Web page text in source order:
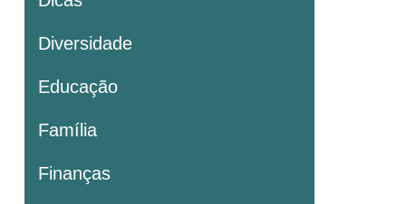
Diversidade
Educação
Família
Finanças